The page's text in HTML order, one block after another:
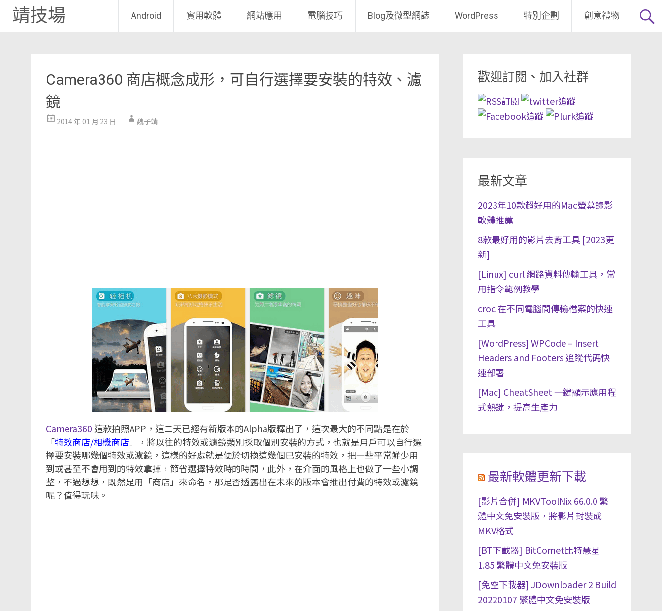
靖技場 Android 實用軟體 網站應用 電腦技巧 Blog及微型網誌 WordPress 特別企劃 創意禮物
Camera360 商店概念成形，可自行選擇要安裝的特效、濾
鏡
2014 年 01 月 23 日 魏子靖
Camera360 這款拍照APP，這二天已經有新版本的Alpha版釋出了，這次最大的不同點是在於
「特效商店/相機商店」，將以往的特效或濾鏡類別採取個別安裝的方式，也就是用戶可以自行選
擇要安裝哪幾個特效或濾鏡，這樣的好處就是便於切換這幾個已安裝的特效，把一些平常鮮少用
到或甚至不會用到的特效拿掉，節省選擇特效時的時間，此外，在介面的風格上也做了一些小調
整，不過想想，既然是用「商店」來命名，那是否透露出在未來的版本會推出付費的特效或濾鏡
呢？值得玩味。
歡迎訂閱、加入社群
最新文章
2023年10款超好用的Mac螢幕錄影
軟體推薦
8款最好用的影片去背工具 [2023更
新]
[Linux] curl 網路資料傳輸工具，常
用指令範例教學
croc 在不同電腦間傳輸檔案的快速
工具
[WordPress] WPCode – Insert
Headers and Footers 追蹤代碼快
速部署
[Mac] CheatSheet 一鍵顯示應用程
式熱鍵，提高生產力
最新軟體更新下載
[影片合併] MKVToolNix 66.0.0 繁
體中文免安裝版，將影片封裝成
MKV格式
[BT下載器] BitComet比特慧星
1.85 繁體中文免安裝版
[免空下載器] JDownloader 2 Build
20220107 繁體中文免安裝版